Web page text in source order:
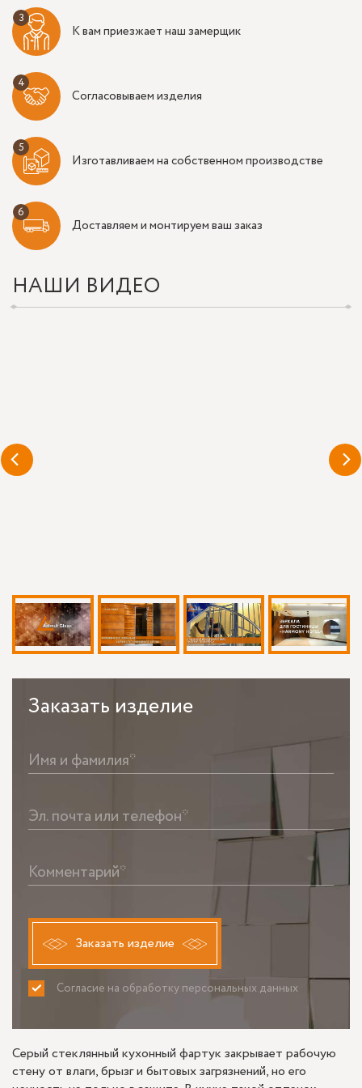
К вам приезжает наш замерщик
Согласовываем изделия
Изготавливаем на собственном производстве
Доставляем и монтируем ваш заказ
НАШИ ВИДЕО
Заказать изделие
Имя и фамилия*
Эл. почта или телефон*
Комментарий*
Заказать изделие
Согласие на обработку персональных данных
ПРИНИМАЮ НЕ ПРИНИМАЮ
Серый стеклянный кухонный фартук закрывает рабочую
стену от влаги, брызг и бытовых загрязнений, но его